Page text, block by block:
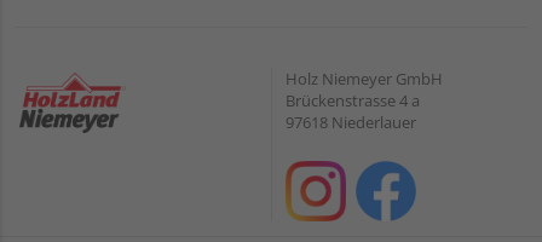
Holz Niemeyer GmbH
Brückenstrasse 4 a
97618 Niederlauer